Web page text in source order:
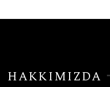
HAKKIMIZDA